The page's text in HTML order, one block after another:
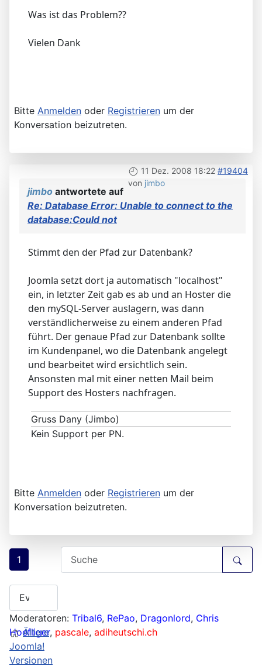
Was ist das Problem??
Vielen Dank
Bitte Anmelden oder Registrieren um der
Konversation beizutreten.
11 Dez. 2008 18:22 #19404
von jimbo
jimbo antwortete auf
Re: Database Error: Unable to connect to the
database:Could not
Stimmt den der Pfad zur Datenbank?
Joomla setzt dort ja automatisch "localhost"
ein, in letzter Zeit gab es ab und an Hoster die
den mySQL-Server auslagern, was dann
verständlicherweise zu einem anderen Pfad
führt. Der genaue Pfad zur Datenbank sollte
im Kundenpanel, wo die Datenbank angelegt
und bearbeitet wird ersichtlich sein.
Ansonsten mal mit einer netten Mail beim
Support des Hosters nachfragen.
Gruss Dany (Jimbo)
Kein Support per PN.
Bitte Anmelden oder Registrieren um der
Konversation beizutreten.
1
Moderatoren: Tribal6, RePao, Dragonlord, Chris
Hoefliger, pascale, adiheutschi.ch
Ältere
Joomla!
Versionen